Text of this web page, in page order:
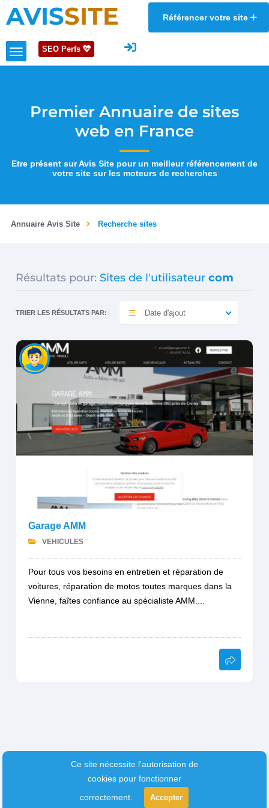
AVISSITE Référencer votre site
SEO Perfs
Premier Annuaire de sites
web en France
Etre présent sur Avis Site pour un meilleur référencement de
votre site sur les moteurs de recherches
Annuaire Avis Site Recherche sites
Résultats pour: Sites de l'utilisateur com
TRIER LES RÉSULTATS PAR: Date d'ajout
Garage AMM
VEHICULES
Pour tous vos besoins en entretien et réparation de
voitures, réparation de motos toutes marques dans la
Vienne, faîtes confiance au spécialiste AMM....
Ce site nécessite l'autorisation de
cookies pour fonctionner
correctement.
Accepter